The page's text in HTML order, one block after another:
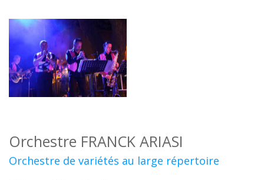
Orchestre FRANCK ARIASI
Orchestre de variétés au large répertoire